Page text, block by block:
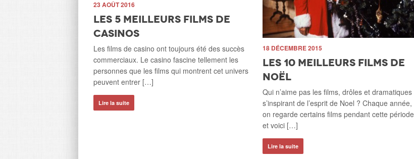
23 AOÛT 2016
Les 5 meilleurs films de
casinos
Les films de casino ont toujours été des succès
commerciaux. Le casino fascine tellement les
personnes que les films qui montrent cet univers
peuvent entrer […]
Lire la suite
18 DÉCEMBRE 2015
Les 10 meilleurs films de
Noël
Qui n’aime pas les films, drôles et dramatiques
s’inspirant de l’esprit de Noel ? Chaque année,
on regarde certains films pendant cette période
et voici […]
Lire la suite